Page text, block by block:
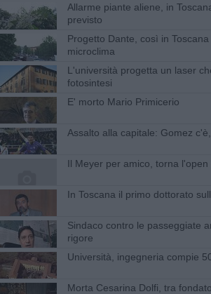
Allarme piante aliene, in
previsto
Progetto Dante, così in
microclima
L'università progetta un laser
fotosintesi
E' morto Mario Primicerio
Assalto alla capitale: Gomez
Il Meyer per amico, torna l'open
In Toscana il primo dottorato
Sindaco contro le passeggiate
rigore
Università, ingegneria compie
Morta Cesarina Dolfi, tra